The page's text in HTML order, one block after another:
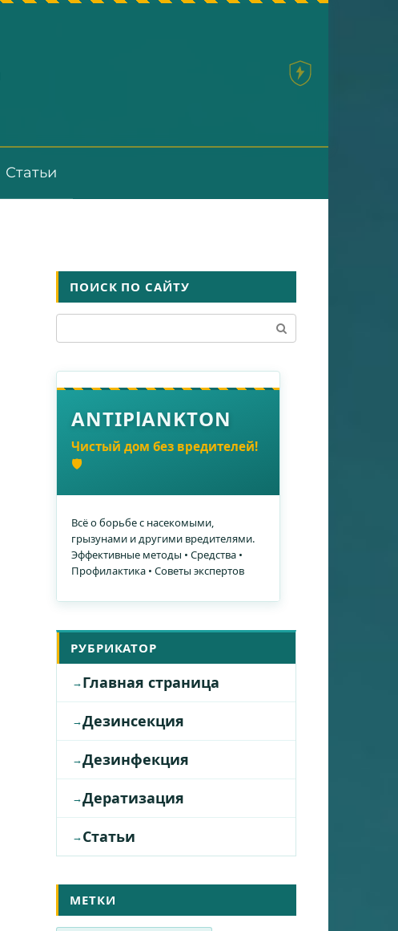
Статьи
ПОИСК ПО САЙТУ
ANTIPlANKTON
Чистый дом без вредителей!
🛡️
Всё о борьбе с насекомыми,
грызунами и другими вредителями.
Эффективные методы • Средства •
Профилактика • Советы экспертов
РУБРИКАТОР
Главная страница
Дезинсекция
Дезинфекция
Дератизация
Статьи
МЕТКИ